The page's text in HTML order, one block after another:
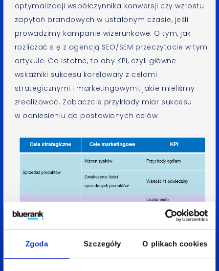
Zgoda Szczegóły O plikach cookies
optymalizacji współczynnika konwersji czy wzrostu
zapytań brandowych w ustalonym czasie, jeśli
prowadzimy kampanie wizerunkowe. O tym, jak
rozliczać się z agencją SEO/SEM przeczytacie w tym
artykule. Co istotne, to aby KPI, czyli główne
wskaźniki sukcesu korelowały z celami
strategicznymi i marketingowymi, jakie mieliśmy
zrealizować. Zobaczcie przykłady miar sukcesu
w odniesieniu do postawionych celów: